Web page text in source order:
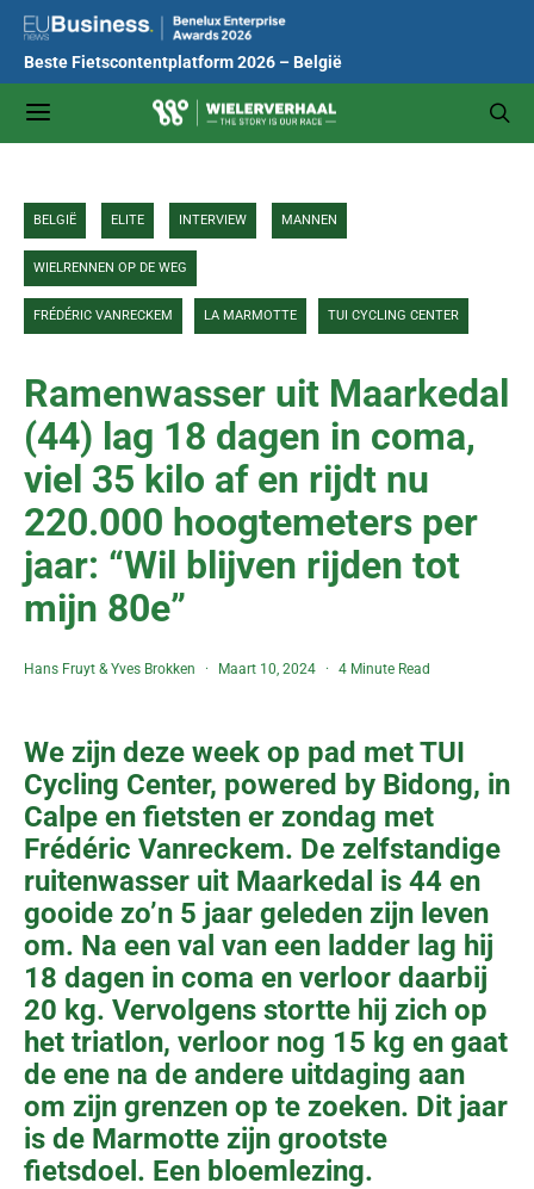
Beste Fietscontentplatform 2026 – België
BELGIË ELITE INTERVIEW MANNEN
WIELRENNEN OP DE WEG
FRÉDÉRIC VANRECKEM LA MARMOTTE TUI CYCLING CENTER
Ramenwasser uit Maarkedal
(44) lag 18 dagen in coma,
viel 35 kilo af en rijdt nu
220.000 hoogtemeters per
jaar: “Wil blijven rijden tot
mijn 80e”
Hans Fruyt &Yves Brokken Maart 10, 2024 4 Minute Read
We zijn deze week op pad met TUI
Cycling Center, powered by Bidong, in
Calpe en fietsten er zondag met
Frédéric Vanreckem. De zelfstandige
ruitenwasser uit Maarkedal is 44 en
gooide zo’n 5 jaar geleden zijn leven
om. Na een val van een ladder lag hij
18 dagen in coma en verloor daarbij
20 kg. Vervolgens stortte hij zich op
het triatlon, verloor nog 15 kg en gaat
de ene na de andere uitdaging aan
om zijn grenzen op te zoeken. Dit jaar
is de Marmotte zijn grootste
fietsdoel. Een bloemlezing.